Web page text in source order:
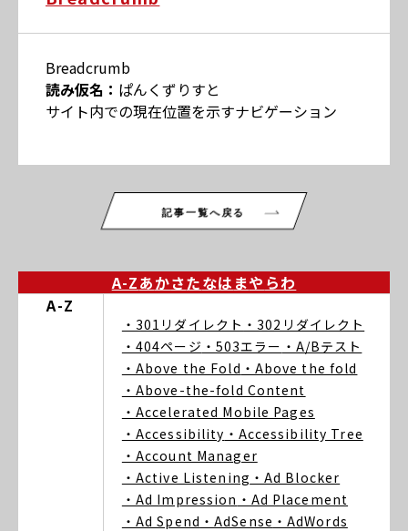
Breadcrumb
読み仮名： ぱんくずりすと
サイト内での現在位置を示すナビゲーション
記事一覧へ戻る
A-Zあかさたなは まや らわ
A-Z
・301リダイレクト ・302リダイレクト
・404ページ ・503エラー ・A/Bテスト
・Above the Fold ・Above the fold
・Above-the-fold Content
・Accelerated Mobile Pages
・Accessibility ・Accessibility Tree
・Account Manager
・Active Listening ・Ad Blocker
・Ad Impression ・Ad Placement
・Ad Spend ・AdSense ・AdWords